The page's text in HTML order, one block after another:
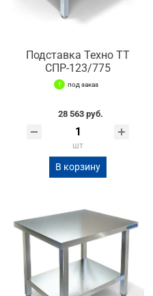
Подставка Техно ТТ
СПР-123/775
под заказ
28 563 руб.
шт
В корзину